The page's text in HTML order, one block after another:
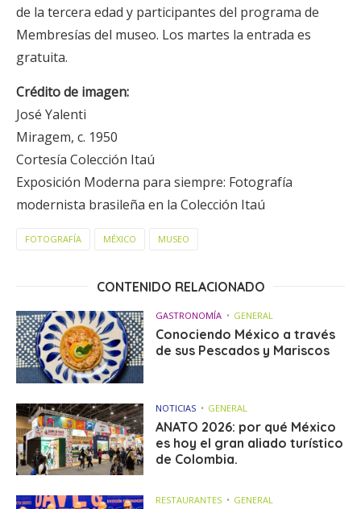
de la tercera edad y participantes del programa de
Membresías del museo. Los martes la entrada es
gratuita.
Crédito de imagen:
José Yalenti
Miragem, c. 1950
Cortesía Colección Itaú
Exposición Moderna para siempre: Fotografía
modernista brasileña en la Colección Itaú
FOTOGRAFÍA MÉXICO MUSEO
CONTENIDO RELACIONADO
GASTRONOMÍA GENERAL
Conociendo México a través
de sus Pescados y Mariscos
NOTICIAS GENERAL
ANATO 2026: por qué México
es hoy el gran aliado turístico
de Colombia.
RESTAURANTES GENERAL